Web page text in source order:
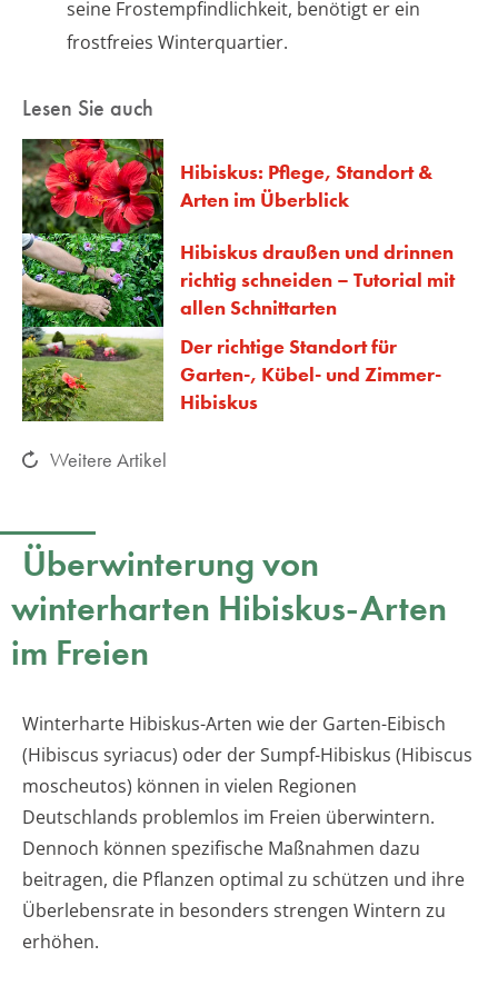
seine Frostempfindlichkeit, benötigt er ein
frostfreies Winterquartier.
Lesen Sie auch
Hibiskus: Pflege, Standort &
Arten im Überblick
Hibiskus draußen und drinnen
richtig schneiden – Tutorial mit
allen Schnittarten
Der richtige Standort für
Garten-, Kübel- und Zimmer-
Hibiskus
Weitere Artikel
Überwinterung von
winterharten Hibiskus-Arten
im Freien
Winterharte Hibiskus-Arten wie der Garten-Eibisch
(Hibiscus syriacus) oder der Sumpf-Hibiskus (Hibiscus
moscheutos) können in vielen Regionen
Deutschlands problemlos im Freien überwintern.
Dennoch können spezifische Maßnahmen dazu
beitragen, die Pflanzen optimal zu schützen und ihre
Überlebensrate in besonders strengen Wintern zu
erhöhen.